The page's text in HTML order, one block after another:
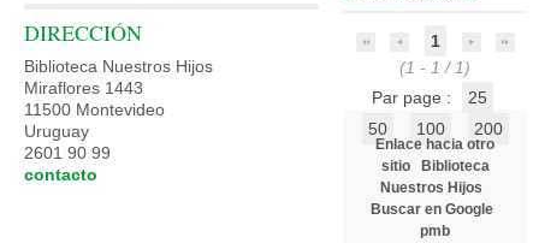
1
(1 - 1 / 1)
Par page :
25
50
100 200
Enlace hacia otro
sitio
Biblioteca
Nuestros Hijos
Buscar en Google
pmb
DIRECCIÓN
Biblioteca Nuestros Hijos
Miraflores 1443
11500 Montevideo
Uruguay
2601 90 99
contacto